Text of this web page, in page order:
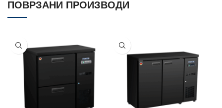
ПОВРЗАНИ ПРОИЗВОДИ